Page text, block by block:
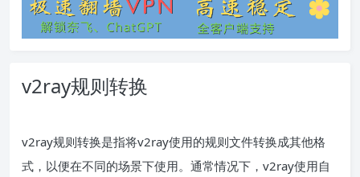
v2ray规则转换
v2ray规则转换是指将v2ray使用的规则文件转换成其他格
式，以便在不同的场景下使用。通常情况下，v2ray使用自